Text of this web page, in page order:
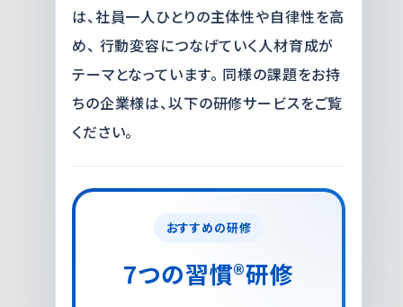
は、社員一人ひとりの主体性や自律性を高
め、 行動変容につなげていく人材育成が
テーマとなっています。 同様の課題をお持
ちの企業様は、以下の研修サービスをご覧
ください。
おすすめの研修
7つの習慣®研修